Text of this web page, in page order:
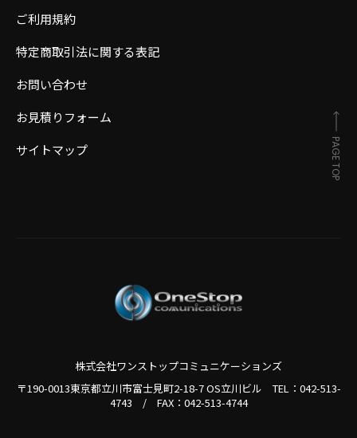
ご利用規約
特定商取引法に関する表記
お問い合わせ
お見積りフォーム
サイトマップ
株式会社ワンストップコミュニケーションズ
〒190-0013東京都立川市富士見町2-18-7 OS立川ビル TEL： 042-513-
4743 / FAX：042-513-4744
PAGE TOP